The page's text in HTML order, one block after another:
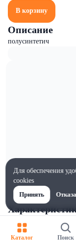
В корзину
Описание
полусинтетич
105
Каталог Поиск
Для обеспечения
cookies
Принять